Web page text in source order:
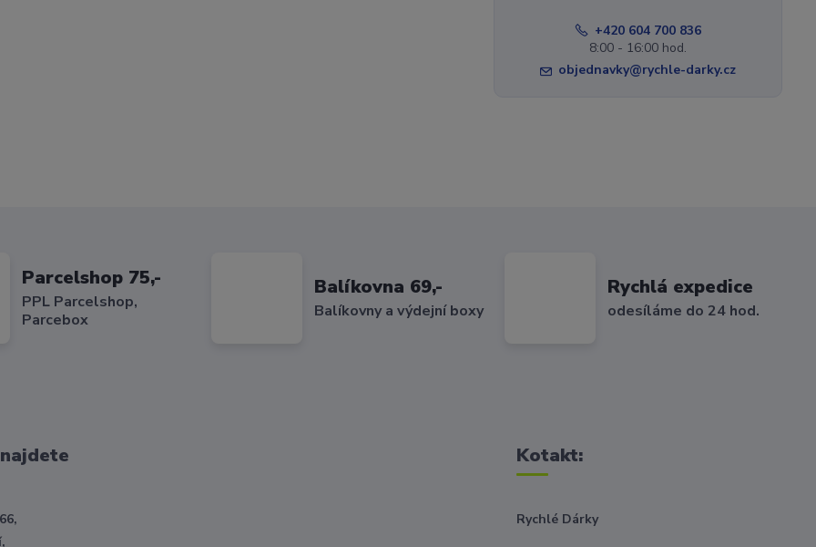
+420 604 700 836
8:00 - 16:00 hod.
objednavky@rychle-darky.cz
Parcelshop 75,-
PPL Parcelshop,
Parcebox
Balíkovna 69,-
Balíkovny a výdejní boxy
Rychlá expedice
odesíláme do 24 hod.
Kotakt:
Rychlé Dárky